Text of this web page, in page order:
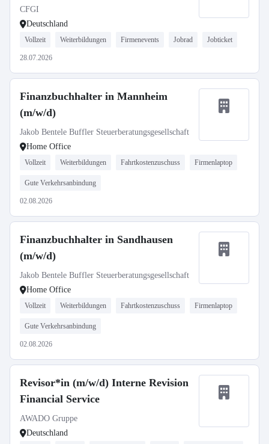
CFGI
Deutschland
Vollzeit Weiterbildungen Firmenevents Jobrad Jobticket
28.07.2026
Finanzbuchhalter in Mannheim
(m/w/d)
Jakob Bentele Buffler Steuerberatungsgesellschaft
Home Office
Vollzeit Weiterbildungen Fahrtkostenzuschuss Firmenlaptop
Gute Verkehrsanbindung
02.08.2026
Finanzbuchhalter in Sandhausen
(m/w/d)
Jakob Bentele Buffler Steuerberatungsgesellschaft
Home Office
Vollzeit Weiterbildungen Fahrtkostenzuschuss Firmenlaptop
Gute Verkehrsanbindung
02.08.2026
Revisor*in (m/w/d) Interne Revision
Financial Service
AWADO Gruppe
Deutschland